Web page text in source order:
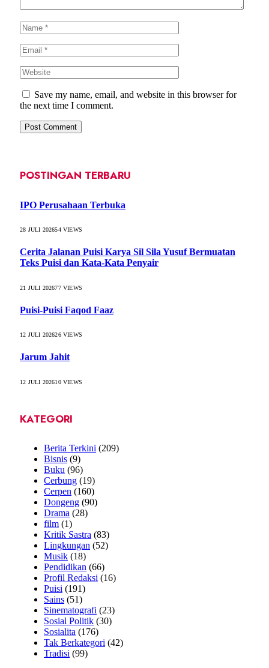
Save my name, email, and website in this browser for
the next time I comment.
POSTINGAN TERBARU
IPO Perusahaan Terbuka
28 JULI 202654VIEWS
Cerita Jalanan Puisi Karya Sil Sila Yusuf Bermuatan
Teks Puisi dan Kata-Kata Penyair
21 JULI 202677VIEWS
Puisi-Puisi Faqod Faaz
12 JULI 202626VIEWS
Jarum Jahit
12 JULI 202610VIEWS
KATEGORI
Berita Terkini (209)
Bisnis (9)
Buku (96)
Cerbung (19)
Cerpen (160)
Dongeng (90)
Drama (28)
film (1)
Kritik Sastra (83)
Lingkungan (52)
Musik (18)
Pendidikan (66)
Profil Redaksi (16)
Puisi (191)
Sains (51)
Sinematografi (23)
Sosial Politik (30)
Sosialita (176)
Tak Berkategori (42)
Tradisi (99)